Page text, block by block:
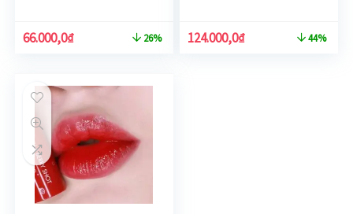
66.000,0₫ 26%
124.000,0₫ 44%